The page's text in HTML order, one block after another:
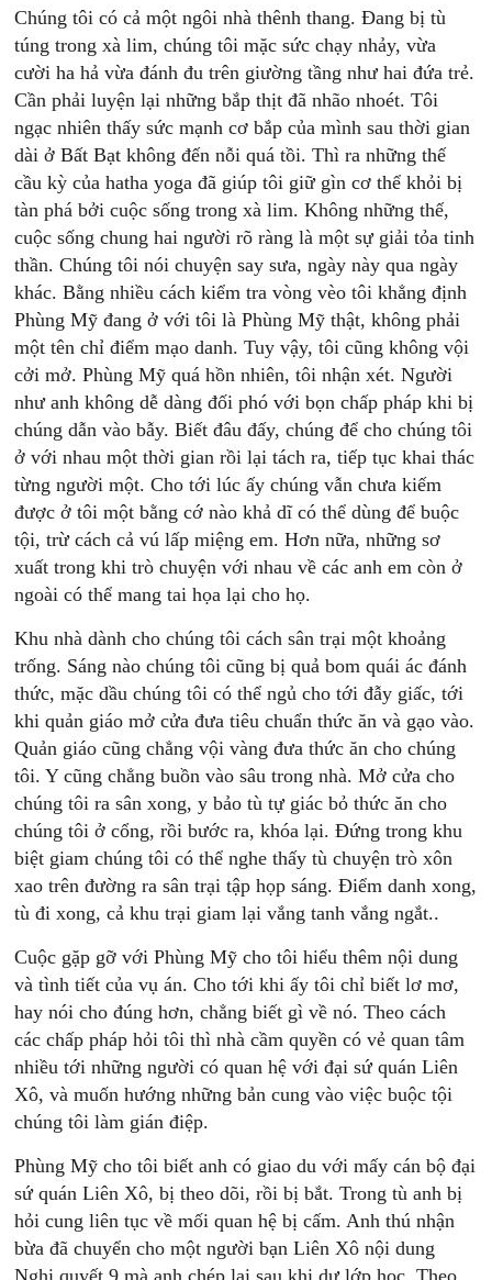
Chúng tôi có cả một ngôi nhà thênh thang. Ðang bị tù
túng trong xà lim, chúng tôi mặc sức chạy nhảy, vừa
cười ha hả vừa đánh đu trên giường tầng như hai đứa trẻ.
Cần phải luyện lại những bắp thịt đã nhão nhoét. Tôi
ngạc nhiên thấy sức mạnh cơ bắp của mình sau thời gian
dài ở Bất Bạt không đến nỗi quá tồi. Thì ra những thế
cầu kỳ của hatha yoga đã giúp tôi giữ gìn cơ thể khỏi bị
tàn phá bởi cuộc sống trong xà lim. Không những thế,
cuộc sống chung hai người rõ ràng là một sự giải tỏa tinh
thần. Chúng tôi nói chuyện say sưa, ngày này qua ngày
khác. Bằng nhiều cách kiểm tra vòng vèo tôi khẳng định
Phùng Mỹ đang ở với tôi là Phùng Mỹ thật, không phải
một tên chỉ điểm mạo danh. Tuy vậy, tôi cũng không vội
cởi mở. Phùng Mỹ quá hồn nhiên, tôi nhận xét. Người
như anh không dễ dàng đối phó với bọn chấp pháp khi bị
chúng dẫn vào bẫy. Biết đâu đấy, chúng để cho chúng tôi
ở với nhau một thời gian rồi lại tách ra, tiếp tục khai thác
từng người một. Cho tới lúc ấy chúng vẫn chưa kiếm
được ở tôi một bằng cớ nào khả dĩ có thể dùng để buộc
tội, trừ cách cả vú lấp miệng em. Hơn nữa, những sơ
xuất trong khi trò chuyện với nhau về các anh em còn ở
ngoài có thể mang tai họa lại cho họ.
Khu nhà dành cho chúng tôi cách sân trại một khoảng
trống. Sáng nào chúng tôi cũng bị quả bom quái ác đánh
thức, mặc dầu chúng tôi có thể ngủ cho tới đẫy giấc, tới
khi quản giáo mở cửa đưa tiêu chuẩn thức ăn và gạo vào.
Quản giáo cũng chẳng vội vàng đưa thức ăn cho chúng
tôi. Y cũng chẳng buồn vào sâu trong nhà. Mở cửa cho
chúng tôi ra sân xong, y bảo tù tự giác bỏ thức ăn cho
chúng tôi ở cổng, rồi bước ra, khóa lại. Ðứng trong khu
biệt giam chúng tôi có thể nghe thấy tù chuyện trò xôn
xao trên đường ra sân trại tập họp sáng. Ðiểm danh xong,
tù đi xong, cả khu trại giam lại vắng tanh vắng ngắt..
Cuộc gặp gỡ với Phùng Mỹ cho tôi hiểu thêm nội dung
và tình tiết của vụ án. Cho tới khi ấy tôi chỉ biết lơ mơ,
hay nói cho đúng hơn, chẳng biết gì về nó. Theo cách
các chấp pháp hỏi tôi thì nhà cầm quyền có vẻ quan tâm
nhiều tới những người có quan hệ với đại sứ quán Liên
Xô, và muốn hướng những bản cung vào việc buộc tội
chúng tôi làm gián điệp.
Phùng Mỹ cho tôi biết anh có giao du với mấy cán bộ đại
sứ quán Liên Xô, bị theo dõi, rồi bị bắt. Trong tù anh bị
hỏi cung liên tục về mối quan hệ bị cấm. Anh thú nhận
bừa đã chuyển cho một người bạn Liên Xô nội dung
Nghị quyết 9 mà anh chép lại sau khi dự lớp học. Theo